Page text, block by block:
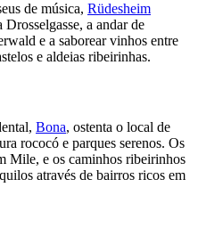
de música, Rüdesheim
Drosselgasse, a andar de
e a saborear vinhos entre
e aldeias ribeirinhas.
Bona, ostenta o local de
rococó e parques serenos. Os
Mile, e os caminhos ribeirinhos
através de bairros ricos em